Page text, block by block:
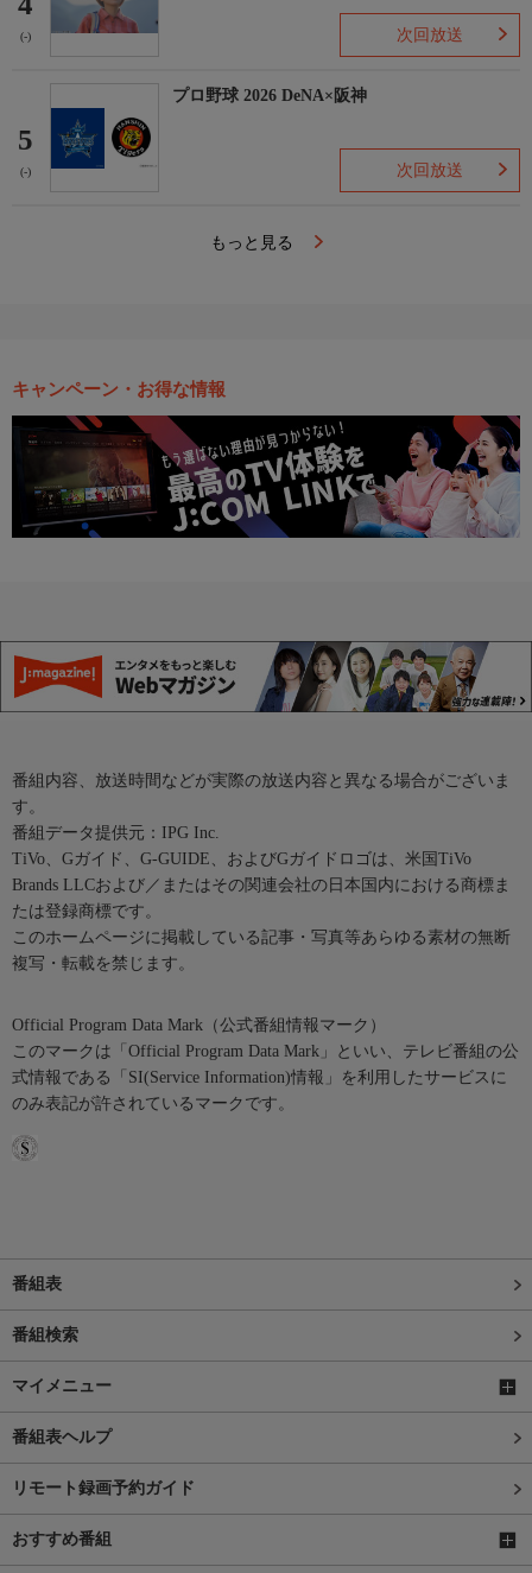
(-) 次回放送
5
(-)
プロ野球 2026 DeNA×阪神
次回放送
もっと見る
キャンペーン・お得な情報
番組内容、放送時間などが実際の放送内容と異なる場合がございま
す。
番組データ提供元：IPG Inc.
TiVo、Gガイド、G-GUIDE、およびGガイドロゴは、米国TiVo
Brands LLCおよび／またはその関連会社の日本国内における商標ま
たは登録商標です。
このホームページに掲載している記事・写真等あらゆる素材の無断
複写・転載を禁じます。
Official Program Data Mark（公式番組情報マーク）
このマークは「Official Program Data Mark」といい、テレビ番組の公
式情報である「SI(Service Information)情報」を利用したサービスに
のみ表記が許されているマークです。
番組表
番組検索
マイメニュー
番組表ヘルプ
リモート録画予約ガイド
おすすめ番組